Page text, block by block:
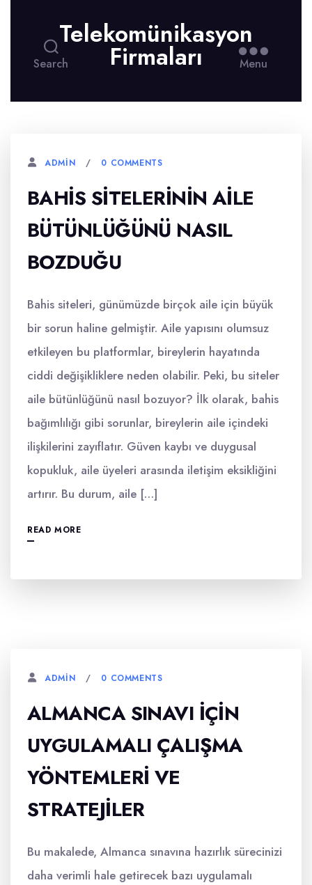
Search
Telekomünikasyon
Firmaları Menu
ADMIN 0 COMMENTS
BAHIS SITELERININ AILE
BÜTÜNLÜĞÜNÜ NASIL
BOZDUĞU
Bahis siteleri, günümüzde birçok aile için büyük
bir sorun haline gelmiştir. Aile yapısını olumsuz
etkileyen bu platformlar, bireylerin hayatında
ciddi değişikliklere neden olabilir. Peki, bu siteler
aile bütünlüğünü nasıl bozuyor? İlk olarak, bahis
bağımlılığı gibi sorunlar, bireylerin aile içindeki
ilişkilerini zayıflatır. Güven kaybı ve duygusal
kopukluk, aile üyeleri arasında iletişim eksikliğini
artırır. Bu durum, aile […]
READ MORE
ADMIN 0 COMMENTS
ALMANCA SINAVI İÇIN
UYGULAMALI ÇALIŞMA
YÖNTEMLERI VE
STRATEJILER
Bu makalede, Almanca sınavına hazırlık sürecinizi
daha verimli hale getirecek bazı uygulamalı